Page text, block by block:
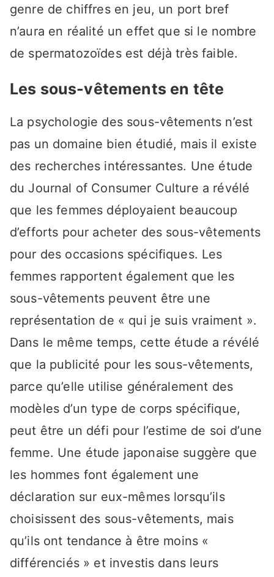
genre de chiffres en jeu, un port bref
n’aura en réalité un effet que si le nombre
de spermatozoïdes est déjà très faible.
Les sous-vêtements en tête
La psychologie des sous-vêtements n’est
pas un domaine bien étudié, mais il existe
des recherches intéressantes. Une étude
du Journal of Consumer Culture a révélé
que les femmes déployaient beaucoup
d’efforts pour acheter des sous-vêtements
pour des occasions spécifiques. Les
femmes rapportent également que les
sous-vêtements peuvent être une
représentation de « qui je suis vraiment ».
Dans le même temps, cette étude a révélé
que la publicité pour les sous-vêtements,
parce qu’elle utilise généralement des
modèles d’un type de corps spécifique,
peut être un défi pour l’estime de soi d’une
femme. Une étude japonaise suggère que
les hommes font également une
déclaration sur eux-mêmes lorsqu’ils
choisissent des sous-vêtements, mais
qu’ils ont tendance à être moins «
différenciés » et investis dans leurs